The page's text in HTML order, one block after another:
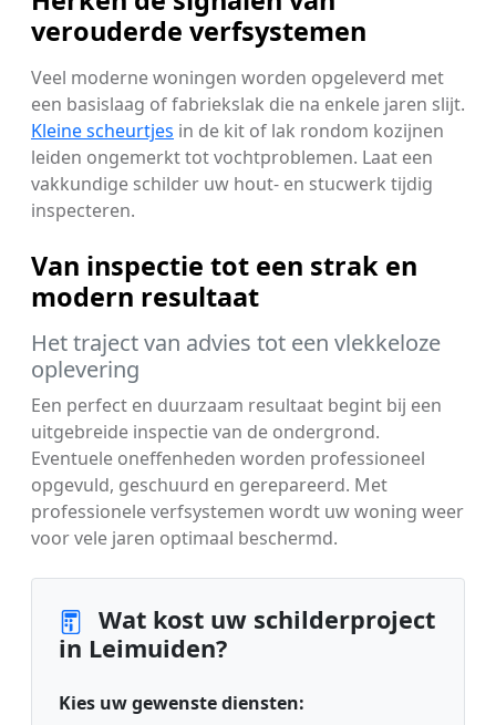
verouderde verfsystemen
Veel moderne woningen worden opgeleverd met
een basislaag of fabriekslak die na enkele jaren slijt.
Kleine scheurtjes in de kit of lak rondom kozijnen
leiden ongemerkt tot vochtproblemen. Laat een
vakkundige schilder uw hout- en stucwerk tijdig
inspecteren.
Van inspectie tot een strak en
modern resultaat
Het traject van advies tot een vlekkeloze
oplevering
Een perfect en duurzaam resultaat begint bij een
uitgebreide inspectie van de ondergrond.
Eventuele oneffenheden worden professioneel
opgevuld, geschuurd en gerepareerd. Met
professionele verfsystemen wordt uw woning weer
voor vele jaren optimaal beschermd.
Wat kost uw schilderproject
in Leimuiden?
Kies uw gewenste diensten: